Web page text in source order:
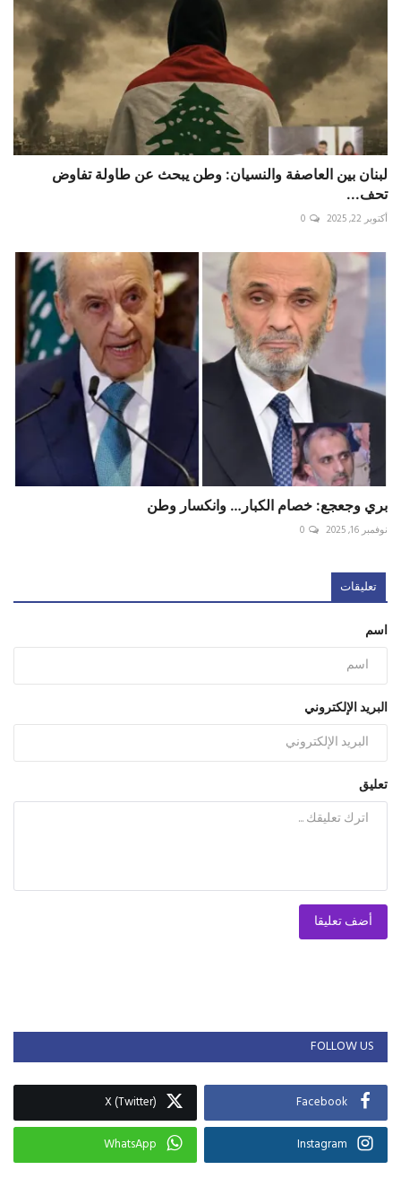
لبنان بين العاصفة والنسيان: وطن يبحث عن طاولة تفاوض
تحف...
أكتوبر 22, 2025 0
بري وجعجع: خصام الكبار… وانكسار وطن
نوفمبر 16, 2025 0
تعليقات
اسم
البريد الإلكتروني
تعليق
أضف تعليقا
FOLLOW US
Facebook
X (Twitter)
Instagram
WhatsApp